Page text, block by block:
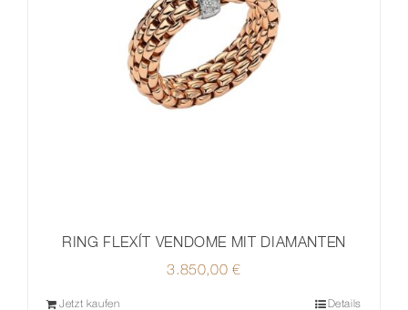
RING FLEXÍT VENDOME MIT DIAMANTEN
3.850,00€
Jetzt kaufen Details